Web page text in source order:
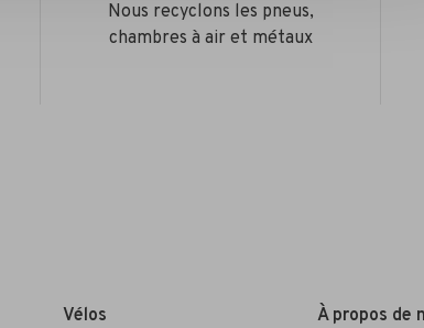
Nous recyclons les pneus,
chambres à air et métaux
Vélos
À propos de